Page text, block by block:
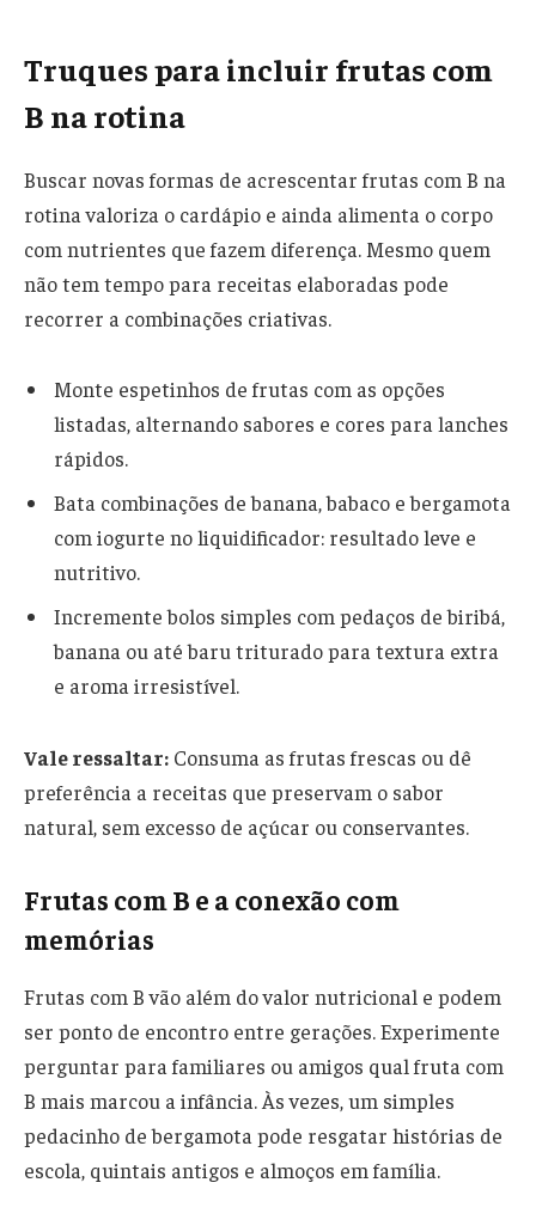
Truques para incluir frutas com
B na rotina
Buscar novas formas de acrescentar frutas com B na
rotina valoriza o cardápio e ainda alimenta o corpo
com nutrientes que fazem diferença. Mesmo quem
não tem tempo para receitas elaboradas pode
recorrer a combinações criativas.
Monte espetinhos de frutas com as opções
listadas, alternando sabores e cores para lanches
rápidos.
Bata combinações de banana, babaco e bergamota
com iogurte no liquidificador: resultado leve e
nutritivo.
Incremente bolos simples com pedaços de biribá,
banana ou até baru triturado para textura extra
e aroma irresistível.
Vale ressaltar: Consuma as frutas frescas ou dê
preferência a receitas que preservam o sabor
natural, sem excesso de açúcar ou conservantes.
Frutas com B e a conexão com
memórias
Frutas com B vão além do valor nutricional e podem
ser ponto de encontro entre gerações. Experimente
perguntar para familiares ou amigos qual fruta com
B mais marcou a infância. Às vezes, um simples
pedacinho de bergamota pode resgatar histórias de
escola, quintais antigos e almoços em família.